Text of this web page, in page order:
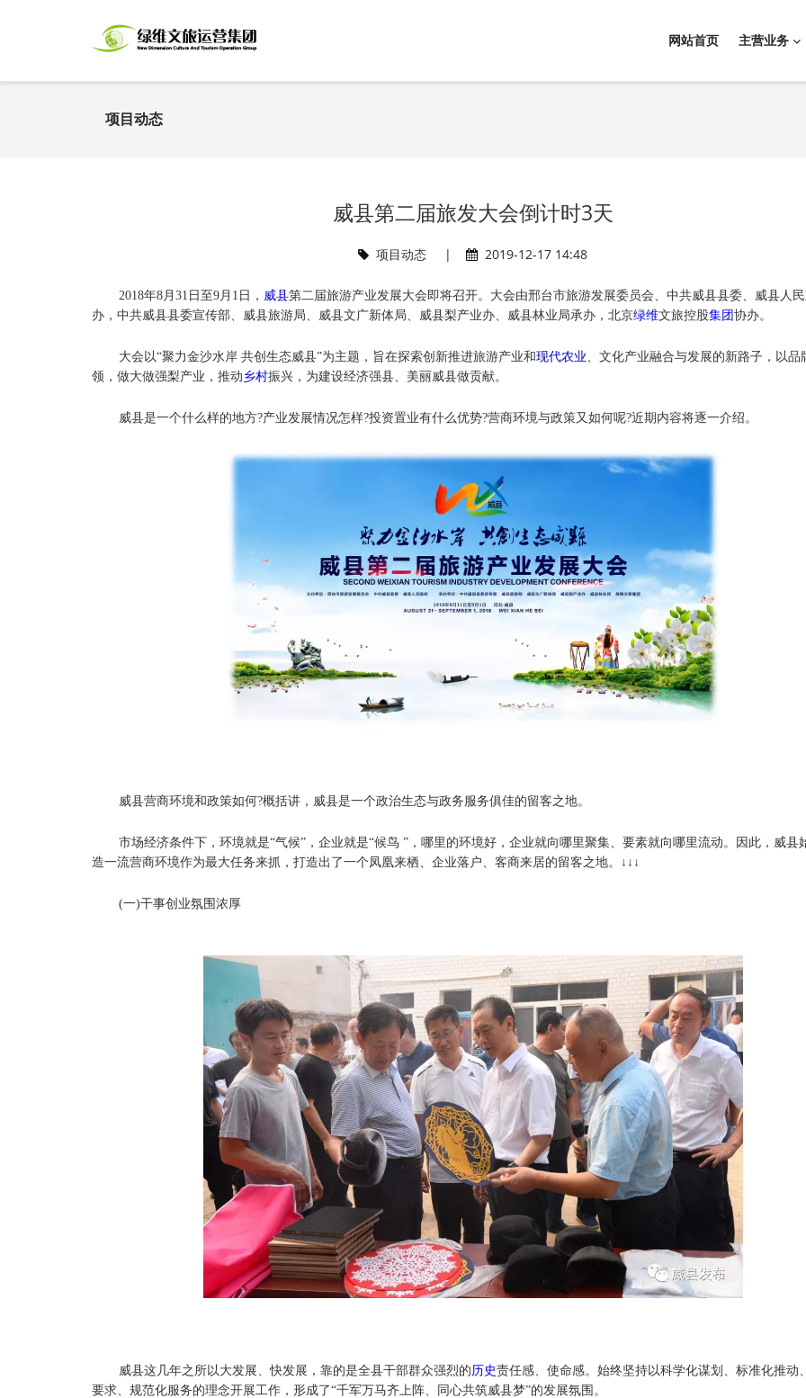
网站首页 主营业务
项目动态
威县第二届旅发大会倒计时3天
项目动态 | 2019-12-17 14:48
2018年8月31日至9月1日， 威县第二届旅游产业发展大会即将召开。大会由邢台市旅游发展委员会、中共威县县委、威县人
办，中共威县县委宣传部、威县旅游局、威县文广新体局、威县梨产业办、威县林业局承办，北京绿维文旅控股集团 协办。
大会以“聚力金沙水岸 共创生态威县”为主题，旨在探索创新推进旅游产业和现代农业、文化产业融合与发展的新路子，以品
领，做大做强梨产业，推动 乡村振兴，为建设经济强县、美丽威县做贡献。
威县是一个什么样的地方?产业发展情况怎样?投资置业有什么优势?营商环境与政策又如何呢?近期内容将逐一介绍。
威县营商环境和政策如何?概括讲，威县是一个政治生态与政务服务俱佳的留客之地。
市场经济条件下，环境就是“气候”，企业就是“候鸟 ”，哪里的环境好，企业就向哪里聚集、要素就向哪里流动。因此，威县
造一流营商环境作为最大任务来抓，打造出了一个凤凰来栖、企业落户、客商来居的留客之地。↓↓↓
(一)干事创业氛围浓厚
威县这几年之所以大发展、快发展，靠的是全县干部群众强烈的 历史责任感、使命感。始终坚持以科学化谋划、标准化推动
要求、规范化服务的理念开展工作，形成了“千军万马齐上阵、同心共筑威县梦”的发展氛围。